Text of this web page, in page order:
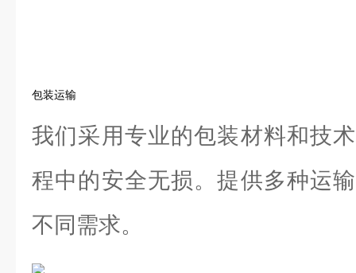
包装运输
我们采用专业的包装材料和技
程中的安全无损。提供多种运
不同需求。